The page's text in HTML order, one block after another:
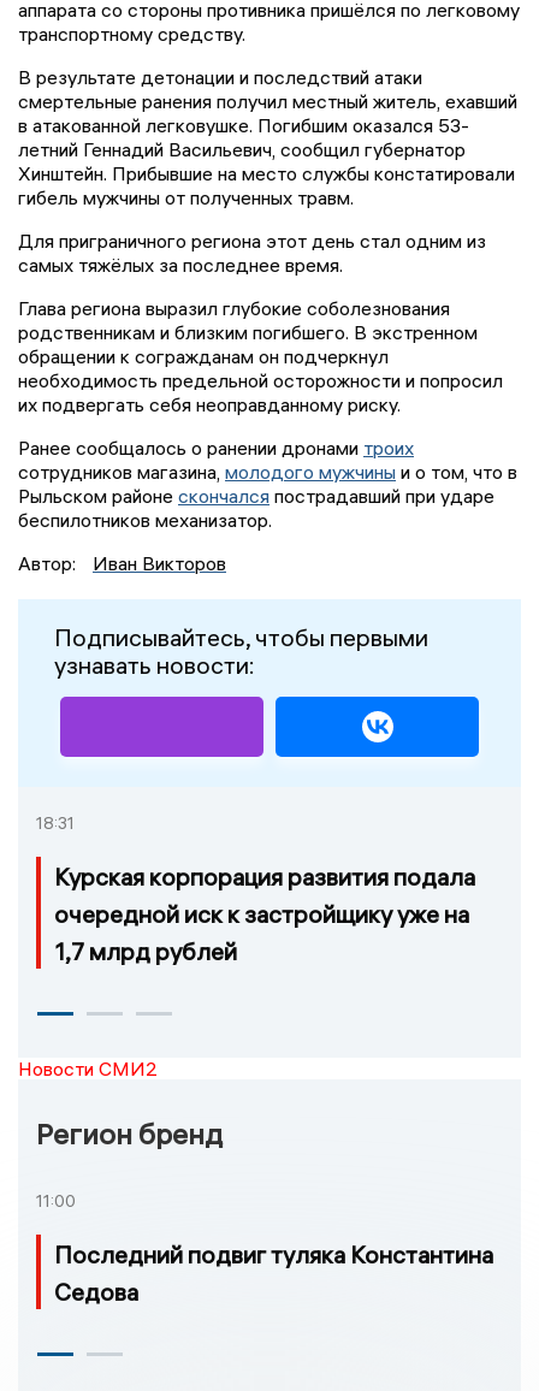
аппарата со стороны противника пришёлся по легковому
транспортному средству.
В результате детонации и последствий атаки
смертельные ранения получил местный житель, ехавший
в атакованной легковушке. Погибшим оказался 53-
летний Геннадий Васильевич, сообщил губернатор
Хинштейн. Прибывшие на место службы констатировали
гибель мужчины от полученных травм.
Для приграничного региона этот день стал одним из
самых тяжёлых за последнее время.
Глава региона выразил глубокие соболезнования
родственникам и близким погибшего. В экстренном
обращении к согражданам он подчеркнул
необходимость предельной осторожности и попросил
их подвергать себя неоправданному риску.
Ранее сообщалось о ранении дронами троих
сотрудников магазина, молодого мужчины и о том, что в
Рыльском районе скончался пострадавший при ударе
беспилотников механизатор.
Автор:
Иван Викторов
Подписывайтесь, чтобы первыми
узнавать новости:
18:31
Курская корпорация развития подала
очередной иск к застройщику уже на
1,7 млрд рублей
Новости СМИ2
Регион бренд
11:00
Последний подвиг туляка Константина
Седова